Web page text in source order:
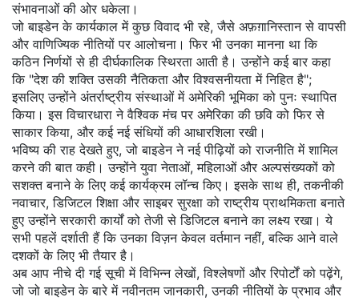
संभावनाओं की ओर धकेला।
जो बाइडेन के कार्यकाल में कुछ विवाद भी रहे, जैसे अफ़ग़ानिस्तान से वापसी
और वाणिज्यिक नीतियों पर आलोचना। फिर भी उनका मानना था कि
कठिन निर्णयों से ही दीर्घकालिक स्थिरता आती है। उन्होंने कई बार कहा
कि "देश की शक्ति उसकी नैतिकता और विश्वसनीयता में निहित है";
इसलिए उन्होंने अंतर्राष्ट्रीय संस्थाओं में अमेरिकी भूमिका को पुनः स्थापित
किया। इस विचारधारा ने वैश्विक मंच पर अमेरिका की छवि को फिर से
साकार किया, और कई नई संधियों की आधारशिला रखी।
भविष्य की राह देखते हुए, जो बाइडेन ने नई पीढ़ियों को राजनीति में शामिल
करने की बात कही। उन्होंने युवा नेताओं, महिलाओं और अल्पसंख्यकों को
सशक्त बनाने के लिए कई कार्यक्रम लॉन्च किए। इसके साथ ही, तकनीकी
नवाचार, डिजिटल शिक्षा और साइबर सुरक्षा को राष्ट्रीय प्राथमिकता बनाते
हुए उन्होंने सरकारी कार्यों को तेजी से डिजिटल बनाने का लक्ष्य रखा। ये
सभी पहलें दर्शाती हैं कि उनका विज़न केवल वर्तमान नहीं, बल्कि आने वाले
दशकों के लिए भी तैयार है।
अब आप नीचे दी गई सूची में विभिन्न लेखों, विश्लेषणों और रिपोर्टों को पढ़ेंगे,
जो जो बाइडेन के बारे में नवीनतम जानकारी, उनकी नीतियों के प्रभाव और